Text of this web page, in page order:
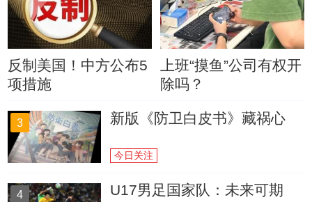
反制美国！中方公布5
项措施
上班“摸鱼”公司有权开
除吗？
3 新版《防卫白皮书》藏祸心
今日关注
4 U17男足国家队：未来可期